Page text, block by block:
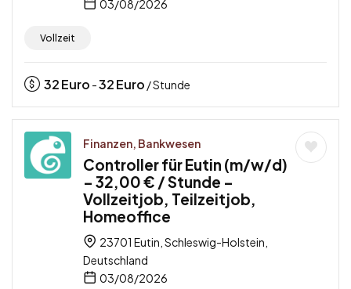
03/08/2026
Vollzeit
32Euro -32Euro / Stunde
Finanzen, Bankwesen
Controller für Eutin (m/w/d)
– 32,00 € / Stunde –
Vollzeitjob, Teilzeitjob,
Homeoffice
23701 Eutin, Schleswig-Holstein,
Deutschland
03/08/2026